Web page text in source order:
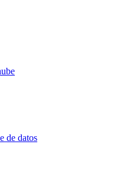
de datos